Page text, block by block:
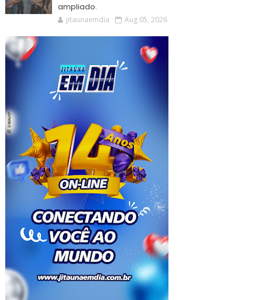
ampliado.
jitaunaemdia Aug 05, 2026